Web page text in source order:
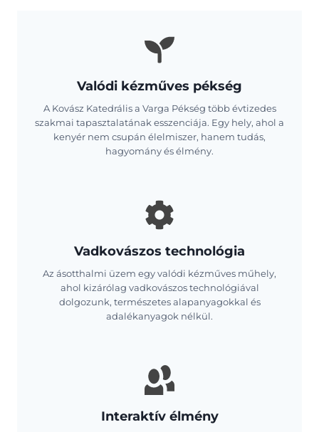
Valódi kézműves pékség
A Kovász Katedrális a Varga Pékség több évtizedes
szakmai tapasztalatának esszenciája. Egy hely, ahol a
kenyér nem csupán élelmiszer, hanem tudás,
hagyomány és élmény.
Vadkovászos technológia
Az ásotthalmi üzem egy valódi kézműves műhely,
ahol kizárólag vadkovászos technológiával
dolgozunk, természetes alapanyagokkal és
adalékanyagok nélkül.
Interaktív élmény